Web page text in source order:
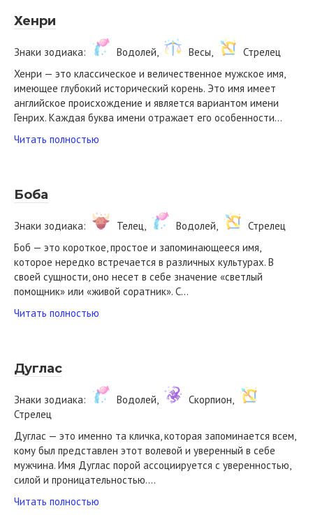
Хенри
Знаки зодиака: Водолей, Весы,
Стрелец
Хенри — это классическое и величественное мужское имя,
имеющее глубокий исторический корень. Это имя имеет
английское происхождение и является вариантом имени
Генрих. Каждая буква имени отражает его особенности…
Читать полностью
Боба
Знаки зодиака: Телец, Водолей,
Стрелец
Боб — это короткое, простое и запоминающееся имя,
которое нередко встречается в различных культурах. В
своей сущности, оно несет в себе значение «светлый
помощник» или «живой соратник». С…
Читать полностью
Дуглас
Знаки зодиака: Водолей,
Скорпион,
Стрелец
Дуглас — это именно та кличка, которая запоминается всем,
кому был представлен этот волевой и уверенный в себе
мужчина. Имя Дуглас порой ассоциируется с уверенностью,
силой и проницательностью….
Читать полностью